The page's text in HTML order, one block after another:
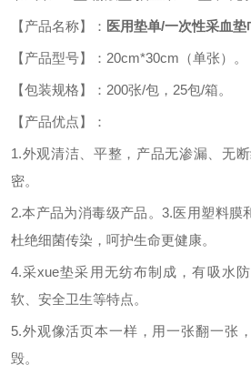
【产品名称】： 医用垫单/一次性采血垫
【产品型号】： 20cm*30cm（单张）。
【包装规格】： 200张/包 ， 25包/箱。
【产品优点】：
1.外观清洁、平整，产品无渗漏、无
密。
2.本产品为消毒级产品。3.医用塑料膜
杜绝细菌传染，呵护生命更健康。
4.采xue垫采用无纺布制成，有吸水
软、安全卫生等特点。
5.外观像活页本一样，用一张翻一张
毁。